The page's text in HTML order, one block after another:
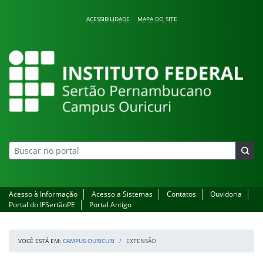
ACESSIBILIDADE MAPA DO SITE
Campus Ouricuri
Acesso à Informação Acesso a Sistemas Contatos
Ouvidoria
Portal do IFSertãoPE
Portal Antigo
VOCÊ ESTÁ EM: CAMPUS OURICURI EXTENSÃO